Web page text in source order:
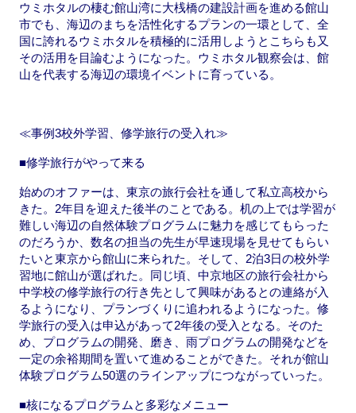
ウミホタルの棲む館山湾に大桟橋の建設計画を進める館山
市でも、海辺のまちを活性化するプランの一環として、全
国に誇れるウミホタルを積極的に活用しようとこちらも又
その活用を目論むようになった。ウミホタル観察会は、館
山を代表する海辺の環境イベントに育っている。
≪事例3校外学習、修学旅行の受入れ≫
■修学旅行がやって来る
始めのオファーは、東京の旅行会社を通して私立高校から
きた。2年目を迎えた後半のことである。机の上では学習が
難しい海辺の自然体験プログラムに魅力を感じてもらった
のだろうか、数名の担当の先生が早速現場を見せてもらい
たいと東京から館山に来られた。そして、2泊3日の校外学
習地に館山が選ばれた。同じ頃、中京地区の旅行会社から
中学校の修学旅行の行き先として興味があるとの連絡が入
るようになり、プランづくりに追われるようになった。修
学旅行の受入は申込があって2年後の受入となる。そのた
め、プログラムの開発、磨き、雨プログラムの開発などを
一定の余裕期間を置いて進めることができた。それが館山
体験プログラム50選のラインアップにつながっていった。
■核になるプログラムと多彩なメニュー